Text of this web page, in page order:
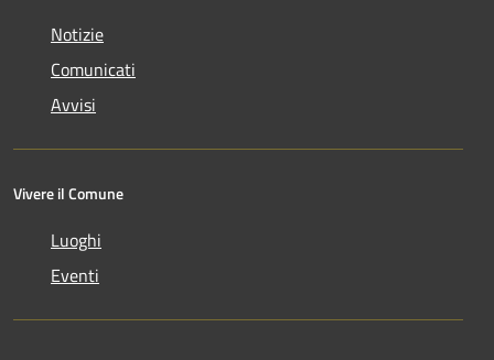
Notizie
Comunicati
Avvisi
Vivere il Comune
Luoghi
Eventi